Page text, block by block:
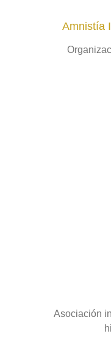
Amnistía
Asociación